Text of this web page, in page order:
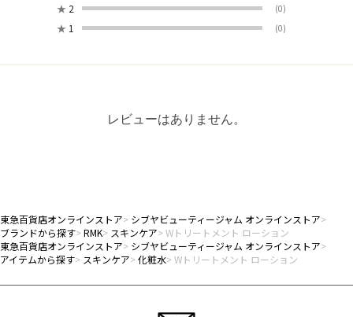
★ 2 (0)
★ 1 (0)
レビューはありません。
東急百貨店オンラインストア
シブヤビューティージャム オンラインストア
ブランドから探す RMK スキンケア
Wトリートメント ローション
東急百貨店オンラインストア
シブヤビューティージャム オンラインストア
アイテムから探す
スキンケア 化粧水 Wトリートメント ローション